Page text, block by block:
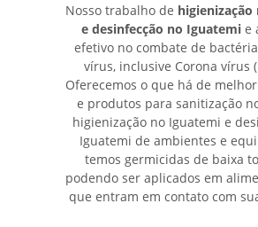
Nosso trabalho de
e desinfecção no Iguatemie
efetivo no combate de
vírus, inclusive Corona vírus
Oferecemos o que há de
e produtos para sanitização
higienização no Iguatemi e
Iguatemi de ambientes e
temos germicidas de baixa
podendo ser aplicados em
que entram em contato com